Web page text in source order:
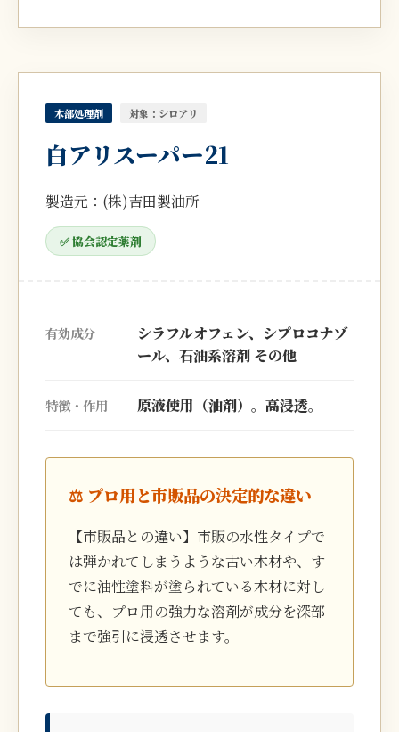
木部処理剤 対象：シロアリ
白アリスーパー21
製造元：(株)吉田製油所
✅ 協会認定薬剤
有効成分
シラフルオフェン、シプロコナゾ
ール、石油系溶剤 その他
特徴・作用 原液使用（油剤）。高浸透。
⚖️ プロ用と市販品の決定的な違い
【市販品との違い】市販の水性タイプで
は弾かれてしまうような古い木材や、す
でに油性塗料が塗られている木材に対し
ても、プロ用の強力な溶剤が成分を深部
まで強引に浸透させます。